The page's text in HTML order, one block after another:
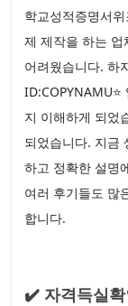
학교성적증명서
제 제작을 하는 업
어려웠습니다. 하
지 이해하게 되었
되었습니다. 지금
하고 정확한 설명
여러 후기들도 많
합니다.
✔️ 자격득실확